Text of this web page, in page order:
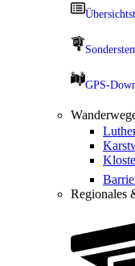
GPS-
Regionales